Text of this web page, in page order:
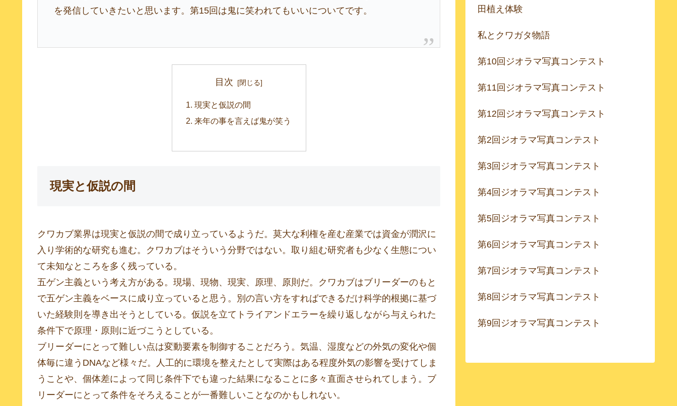
を発信していきたいと思います。第15回は鬼に笑われてもいいについてです。
目次
現実と仮説の間
来年の事を言えば鬼が笑う
現実と仮説の間
クワカブ業界は現実と仮説の間で成り立っているようだ。莫大な利権を産む産業では資金が潤沢に
入り学術的な研究も進む。クワカブはそういう分野ではない。取り組む研究者も少なく生態につい
て未知なところを多く残っている。
五ゲン主義という考え方がある。現場、現物、現実、原理、原則だ。クワカブはブリーダーのもと
で五ゲン主義をベースに成り立っていると思う。別の言い方をすればできるだけ科学的根拠に基づ
いた経験則を導き出そうとしている。仮説を立てトライアンドエラーを繰り返しながら与えられた
条件下で原理・原則に近づこうとしている。
ブリーダーにとって難しい点は変動要素を制御することだろう。気温、湿度などの外気の変化や個
体毎に違うDNAなど様々だ。人工的に環境を整えたとして実際はある程度外気の影響を受けてしま
うことや、個体差によって同じ条件下でも違った結果になることに多々直面させられてしまう。ブ
リーダーにとって条件をそろえることが一番難しいことなのかもしれない。
田植え体験
私とクワガタ物語
第10回ジオラマ写真コンテスト
第11回ジオラマ写真コンテスト
第12回ジオラマ写真コンテスト
第2回ジオラマ写真コンテスト
第3回ジオラマ写真コンテスト
第4回ジオラマ写真コンテスト
第5回ジオラマ写真コンテスト
第6回ジオラマ写真コンテスト
第7回ジオラマ写真コンテスト
第8回ジオラマ写真コンテスト
第9回ジオラマ写真コンテスト